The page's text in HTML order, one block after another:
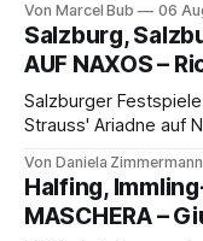
eine bildgewaltige
die komplexe Partitur
Franziskus.
Von Marcel Bub 06
Salzburg,
AUF NAXOS –
Salzburger
Strauss' Ariadne auf
Aufführung mit
Philharmonikern,
hinter den
Von Daniela Zimmermann
Halfing,
MASCHERA –